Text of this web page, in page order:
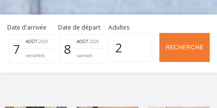
Date d'arrivée
7 AOÛT2026
vendredi
Date de départ
8 AOÛT2026
samedi
Adultes